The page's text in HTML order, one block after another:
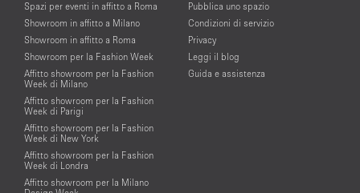
Spazi per eventi in affitto a Roma
Showroom in affitto a Milano
Showroom in affitto a Roma
Showroom per la Fashion Week
Affitto showroom per la Fashion
Week di Milano
Affitto showroom per la Fashion
Week di Parigi
Affitto showroom per la Fashion
Week di New York
Affitto showroom per la Fashion
Week di Londra
Affitto showroom per la Milano
Pubblica uno spazio
Condizioni di servizio
Privacy
Leggi il blog
Guida e assistenza